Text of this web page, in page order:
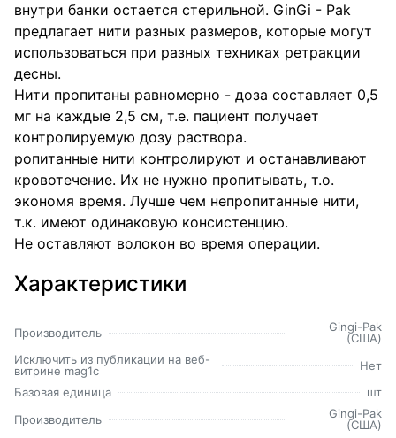
внутри банки остается стерильной. GinGi - Pak
предлагает нити разных размеров, которые могут
использоваться при разных техниках ретракции
десны.
Нити пропитаны равномерно - доза составляет 0,5
мг на каждые 2,5 см, т.е. пациент получает
контролируемую дозу раствора.
ропитанные нити контролируют и останавливают
кровотечение. Их не нужно пропитывать, т.о.
экономя время. Лучше чем непропитанные нити,
т.к. имеют одинаковую консистенцию.
Не оставляют волокон во время операции.
Характеристики
Производитель
Gingi-Pak
(США)
Исключить из публикации на веб-
витрине mag1c
Нет
Базовая единица
шт
Производитель
Gingi-Pak
(США)